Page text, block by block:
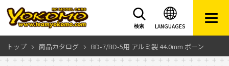
LANGUAGES
検索
トップ 商品カタログ BD-7/BD-5用 アルミ製 44.0mm ボーン